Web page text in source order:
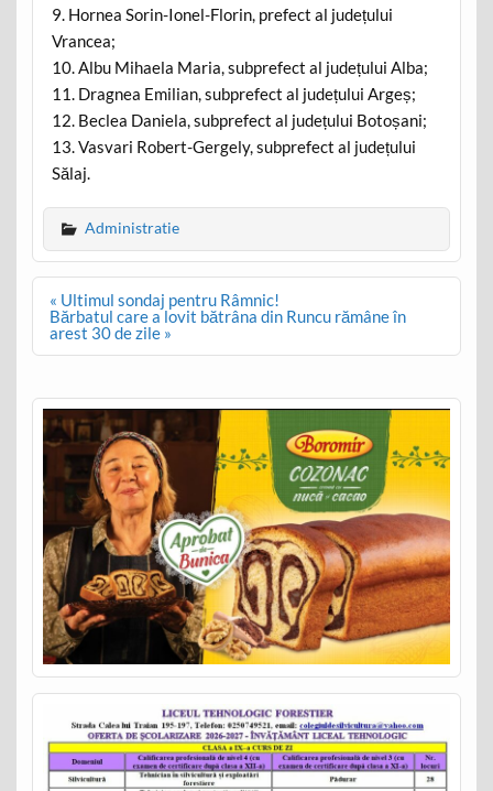
9. Hornea Sorin-Ionel-Florin, prefect al județului
Vrancea;
10. Albu Mihaela Maria, subprefect al județului Alba;
11. Dragnea Emilian, subprefect al județului Argeș;
12. Beclea Daniela, subprefect al județului Botoșani;
13. Vasvari Robert-Gergely, subprefect al județului
Sălaj.
Administratie
Post
navigation
« Ultimul sondaj pentru Râmnic!
Bărbatul care a lovit bătrâna din Runcu rămâne în
arest 30 de zile »